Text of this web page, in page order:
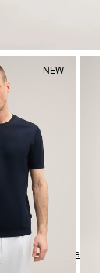
Unsere Qualitäten: